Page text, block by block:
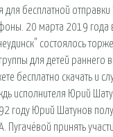
бесплатной отправки
20 марта 2019 года
состоялось
для детей раннего
бесплатно скачать и
исполнителя Юрий
году Юрий Шатунов
Пугачёвой принять